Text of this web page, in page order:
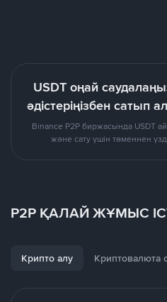
USDT оңай
әдістеріңізбен
Binance P2P биржасында USDT
және сату үшін төменнен
P2P ҚАЛАЙ ЖҰМЫС
Крипто алу Криптовалюта